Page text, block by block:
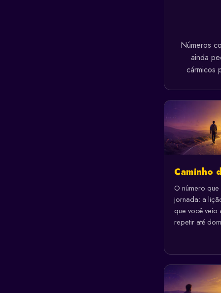
Números
ainda
cármicos
Caminho
O número
jornada: a
que você veio
repetir até